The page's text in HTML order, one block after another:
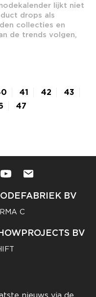
lijkt niet
drops als
collecties en
de trends volgen,
41 42
43
47
BV
C
BV